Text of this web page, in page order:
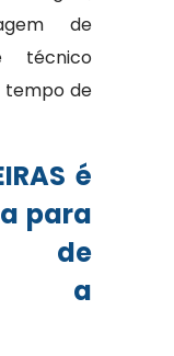
de
técnico
tempo de
é
para
de
a